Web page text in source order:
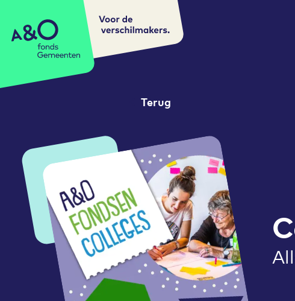
A&O fonds Gemeenten
Voor de
verschilmakers.
Terug